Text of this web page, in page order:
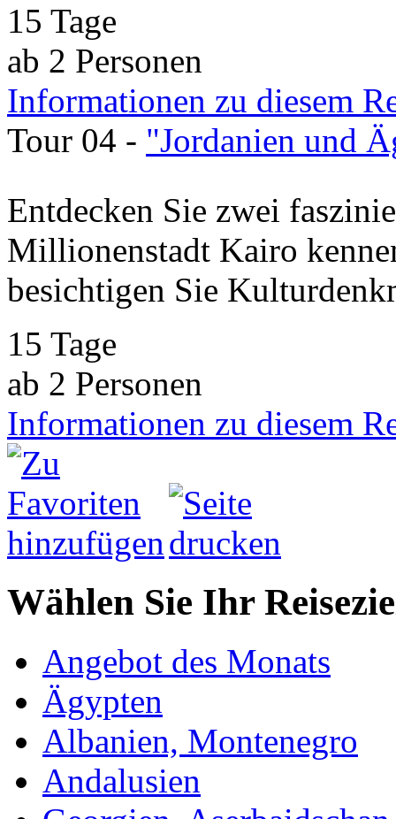
15 Tage
ab 2 Personen
Informationen zu diesem
Tour 04 - "Jordanien und
Entdecken Sie zwei
Millionenstadt Kairo
besichtigen Sie
15 Tage
ab 2 Personen
Informationen zu diesem
Wählen Sie Ihr
Angebot des Monats
Ägypten
Albanien, Montenegro
Andalusien